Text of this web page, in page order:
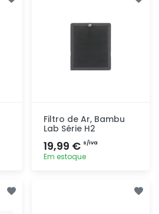
Filtro de Ar, Bambu
Lab Série H2
19,99 € s/iva
Em estoque